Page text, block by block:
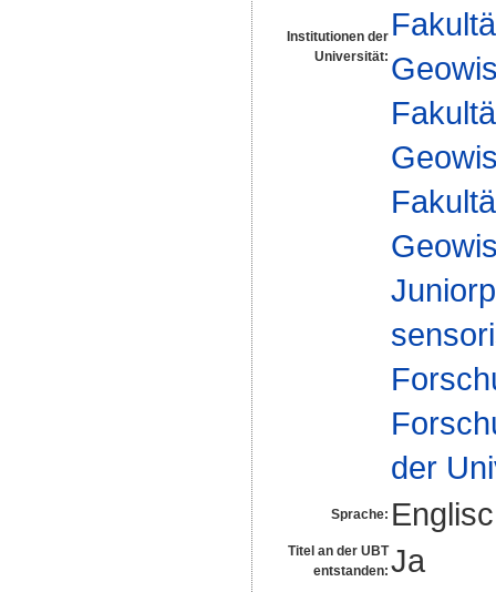
Institutionen der
Universität:
der
Sprache:
Titel an der UBT
entstanden: Ja